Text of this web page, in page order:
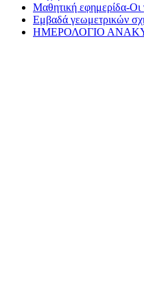
Μαθητική εφημερίδα-Οι
Εμβαδά γεωμετρικών
ΗΜΕΡΟΛΟΓΙΟ